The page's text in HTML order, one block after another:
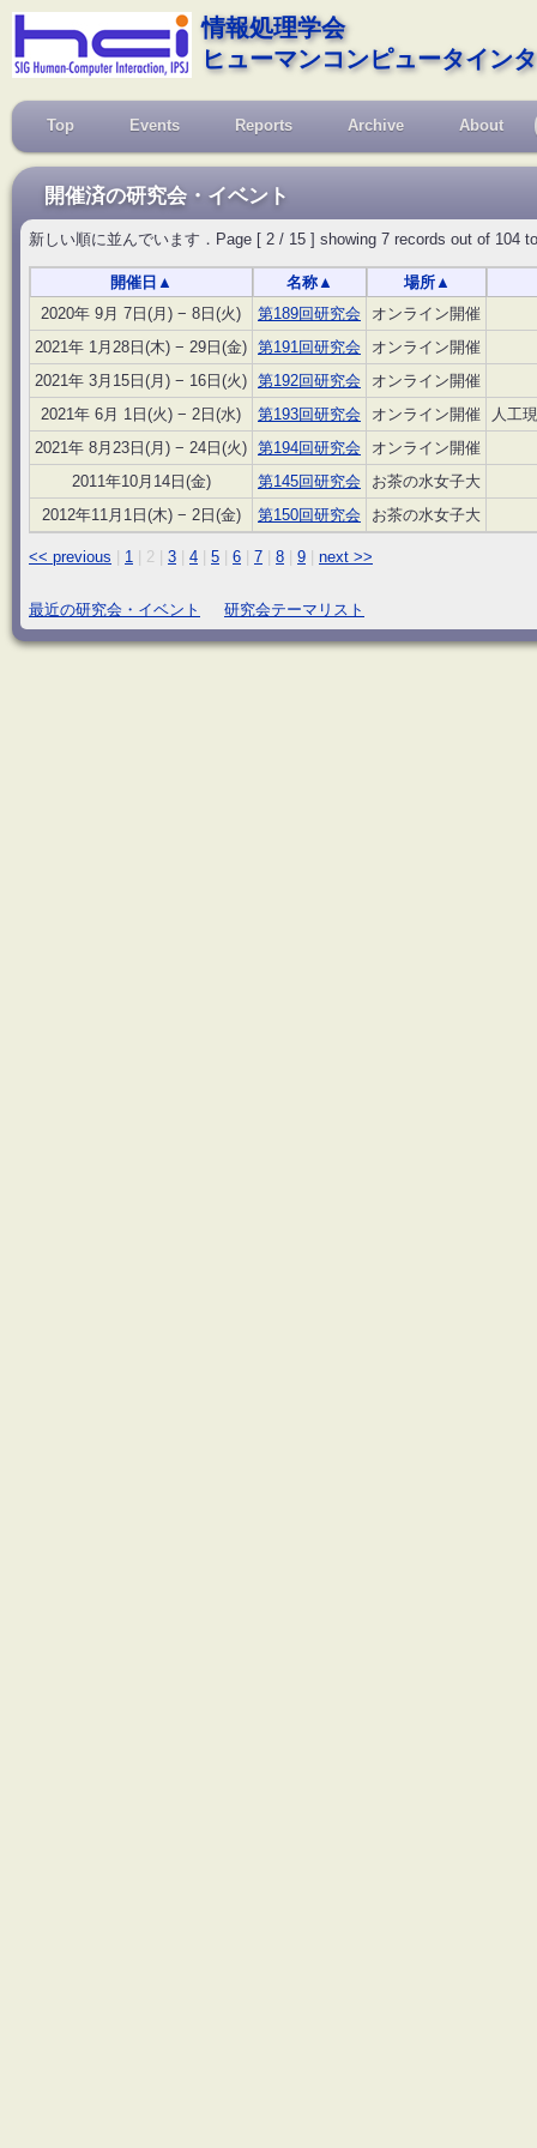
情報処理学会
ヒューマンコンピュータイン
Top Events Reports Archive About
開催済の研究会・イベント
新しい順に並んでいます．Page [ 2 / 15 ] showing 7 records out of 104
開催日 ▲ 名称 ▲ 場所▲
2020年 9月 7日(月) − 8日(火)
第189回研究会
オンライン開催
2021年 1月28日(木) − 29日(金) 第191回研究会
オンライン開催
2021年 3月15日(月) − 16日(火) 第192回研究会
オンライン開催
2021年 6月 1日(火) − 2日(水)
第193回研究会 オンライン開催
人工
2021年 8月23日(月) − 24日(火) 第194回研究会
オンライン開催
2011年10月14日(金)
第145回研究会
お茶の水女子大
2012年11月1日(木) − 2日(金)
第150回研究会 お茶の水女子大
<< previous 1 2 3 4 5 6 7 8 9 next >>
最近の研究会・イベント 研究会テーマリスト